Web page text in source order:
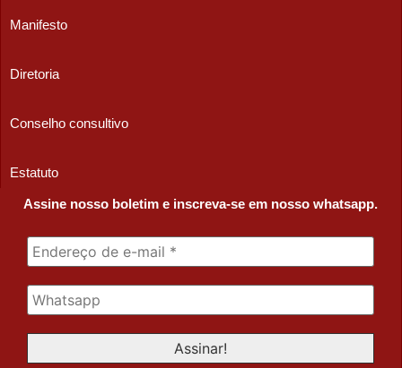
Manifesto
Diretoria
Conselho consultivo
Estatuto
Assine nosso boletim e inscreva-se em nosso whatsapp.